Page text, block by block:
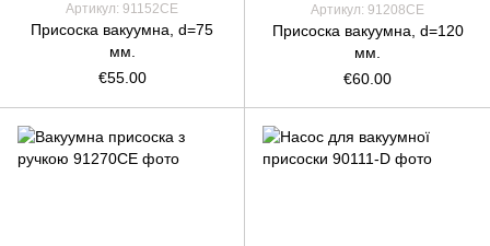
Артикул: 91152СЕ
Присоска вакуумна, d=75
мм.
€55.00
Артикул: 91208CE
Присоска вакуумна, d=120
мм.
€60.00